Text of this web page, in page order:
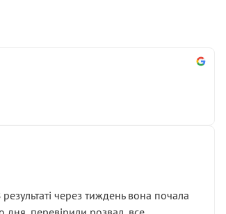
через тиждень вона почала